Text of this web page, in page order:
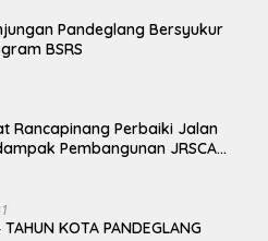
Pandeglang Bersyukur
BSRS
Rancapinang Perbaiki Jalan
Pembangunan JRSCA
KOTA PANDEGLANG